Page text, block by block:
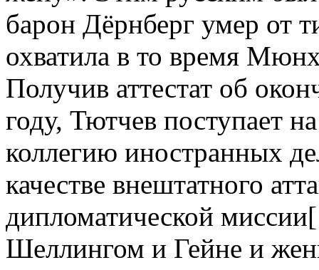
барон Дёрнберг умер от
охватила в то время
Получив аттестат об
году, Тютчев поступает
коллегию иностранных
качестве внештатного
дипломатической
Шеллингом и Гейне и